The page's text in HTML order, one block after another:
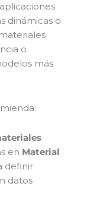
dinámicas o
o
más
en Material
definir
datos